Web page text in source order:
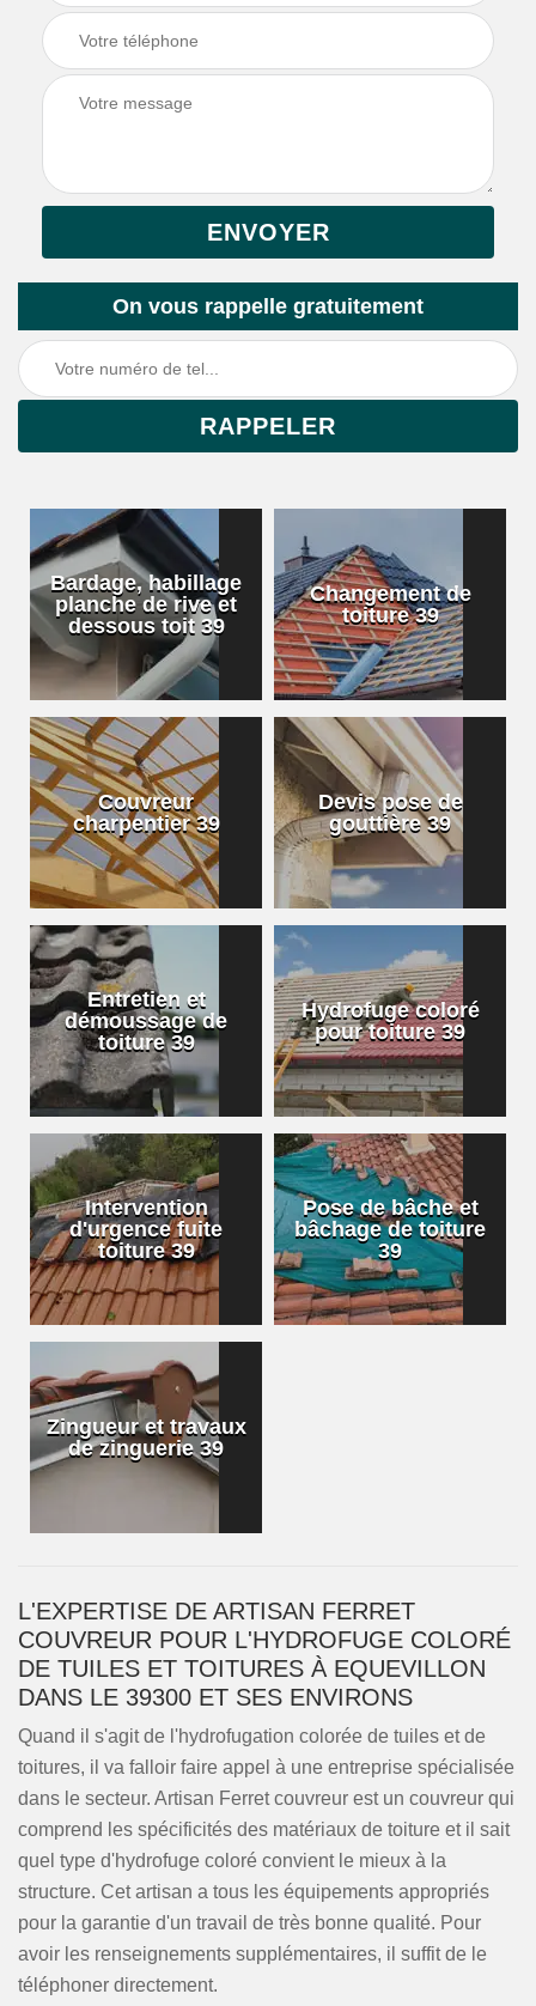
On vous rappelle gratuitement
Bardage, habillage
planche de rive et
dessous toit 39
Changement de
toiture 39
Couvreur
charpentier 39
Devis pose de
gouttière 39
Entretien et
démoussage de
toiture 39
Hydrofuge coloré
pour toiture 39
Intervention
d'urgence fuite
toiture 39
Pose de bâche et
bâchage de toiture
39
Zingueur et travaux
de zinguerie 39
L'EXPERTISE DE ARTISAN FERRET
COUVREUR POUR L'HYDROFUGE COLORÉ
DE TUILES ET TOITURES À EQUEVILLON
DANS LE 39300 ET SES ENVIRONS
Quand il s'agit de l'hydrofugation colorée de tuiles et de
toitures, il va falloir faire appel à une entreprise spécialisée
dans le secteur. Artisan Ferret couvreur est un couvreur qui
comprend les spécificités des matériaux de toiture et il sait
quel type d'hydrofuge coloré convient le mieux à la
structure. Cet artisan a tous les équipements appropriés
pour la garantie d'un travail de très bonne qualité. Pour
avoir les renseignements supplémentaires, il suffit de le
téléphoner directement.